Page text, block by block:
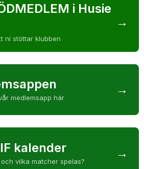
i Husie
ni stöttar klubben
→
medlemsapp här
→
kalender
vilka matcher spelas?
→